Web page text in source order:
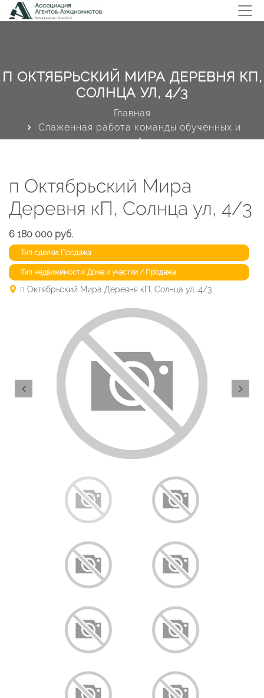
П ОКТЯБРЬСКИЙ МИРА ДЕРЕВНЯ КП,
СОЛНЦА УЛ, 4/3
Главная
Слаженная работа команды обученных и
владеющих технологией скоростных продаж
Профиль объекта недвижимости
п Октябрьский Мира
Деревня кП, Солнца ул, 4/3
6 180 000 руб.
Тип сделки: Продажа
Тип недвижимости: Дома и участки / Продажа
п Октябрьский Мира Деревня кП, Солнца ул, 4/3